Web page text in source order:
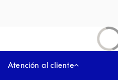
Atención al cliente